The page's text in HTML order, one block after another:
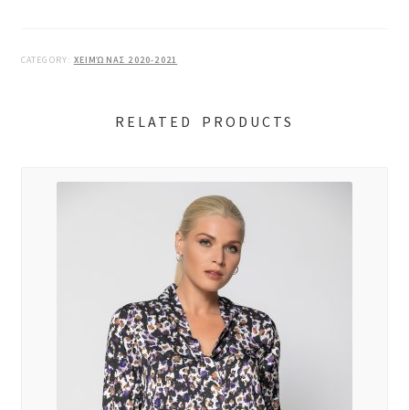
CATEGORY: ΧΕΙΜΏΝΑΣ 2020-2021
RELATED PRODUCTS